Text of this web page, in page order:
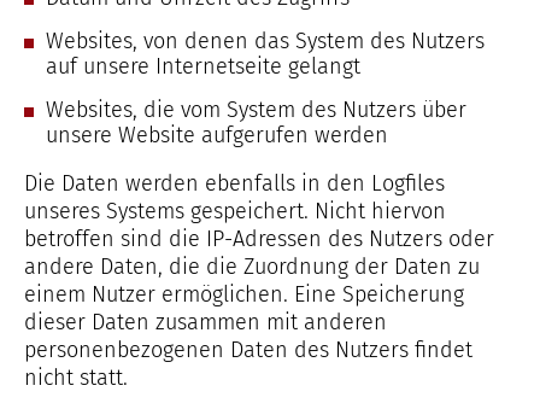
Websites, von denen das System des Nutzers
auf unsere Internetseite gelangt
Websites, die vom System des Nutzers über
unsere Website aufgerufen werden
Die Daten werden ebenfalls in den Logfiles
unseres Systems gespeichert. Nicht hiervon
betroffen sind die IP-Adressen des Nutzers oder
andere Daten, die die Zuordnung der Daten zu
einem Nutzer ermöglichen. Eine Speicherung
dieser Daten zusammen mit anderen
personenbezogenen Daten des Nutzers findet
nicht statt.